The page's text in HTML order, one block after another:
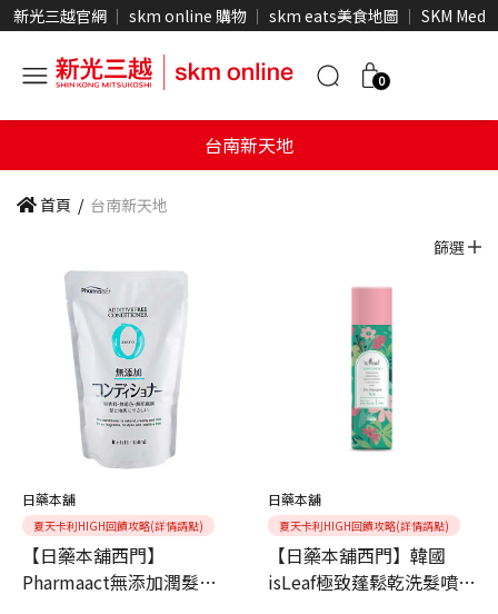
新光三越官網 skm online 購物 skm eats美食地圖 SKM Media
0
台南新天地
首頁 / 台南新天地
篩選
日藥本舖
夏天卡利HIGH回饋攻略(詳情請點)
【日藥本舖西門】
Pharmaact無添加潤髮乳
補充包450ml $79
日藥本舖
夏天卡利HIGH回饋攻略(詳情請點)
【日藥本舖西門】韓國
isLeaf極致蓬鬆乾洗髮噴霧
無香氛